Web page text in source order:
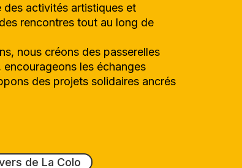
des activités artistiques et
rencontres tout au long de
nous créons des passerelles
encourageons les échanges
des projets solidaires ancrés
de La Colo